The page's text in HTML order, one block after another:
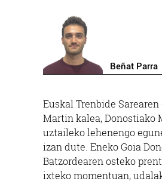
Beñat Parra
Euskal Trenbide
Martin kalea, Donostiako
uztaileko lehenengo
izan dute. Eneko Goia
Batzordearen osteko
ixteko momentuan,